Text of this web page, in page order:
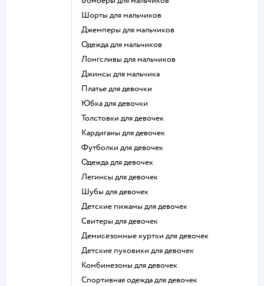
Шорты для мальчиков
Джемперы для мальчиков
Одежда для мальчиков
Лонгсливы для мальчиков
Джинсы для мальчика
Платье для девочки
Юбка для девочки
Толстовки для девочек
Кардиганы для девочек
Футболки для девочек
Одежда для девочек
Легинсы для девочек
Шубы для девочек
Детские пижамы для девочек
Свитеры для девочек
Демисезонные куртки для девочек
Детские пуховики для девочек
Комбинезоны для девочек
Спортивная одежда для девочек